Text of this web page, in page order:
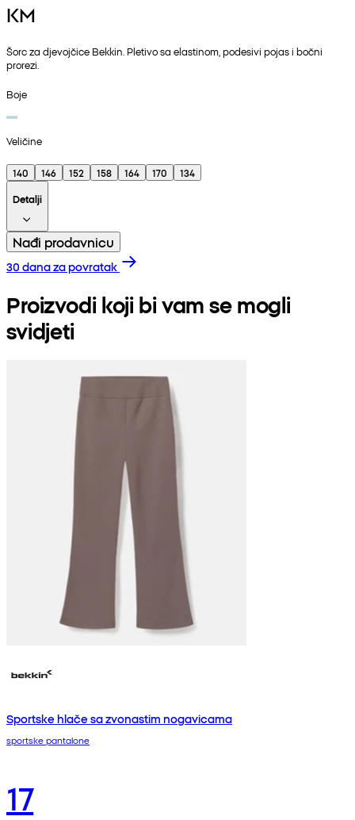
KM
Šorc za djevojčice Bekkin. Pletivo sa elastinom, podesivi pojas i bočni
prorezi.
Boje
Veličine
140 146 152 158 164 170
134
Detalji
Nađi prodavnicu
30 dana za povratak
Proizvodi koji bi vam se mogli
svidjeti
Sportske hlače sa zvonastim nogavicama
sportske pantalone
17